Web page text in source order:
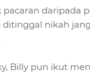
pacaran daripada
nikah
Billy pun ikut